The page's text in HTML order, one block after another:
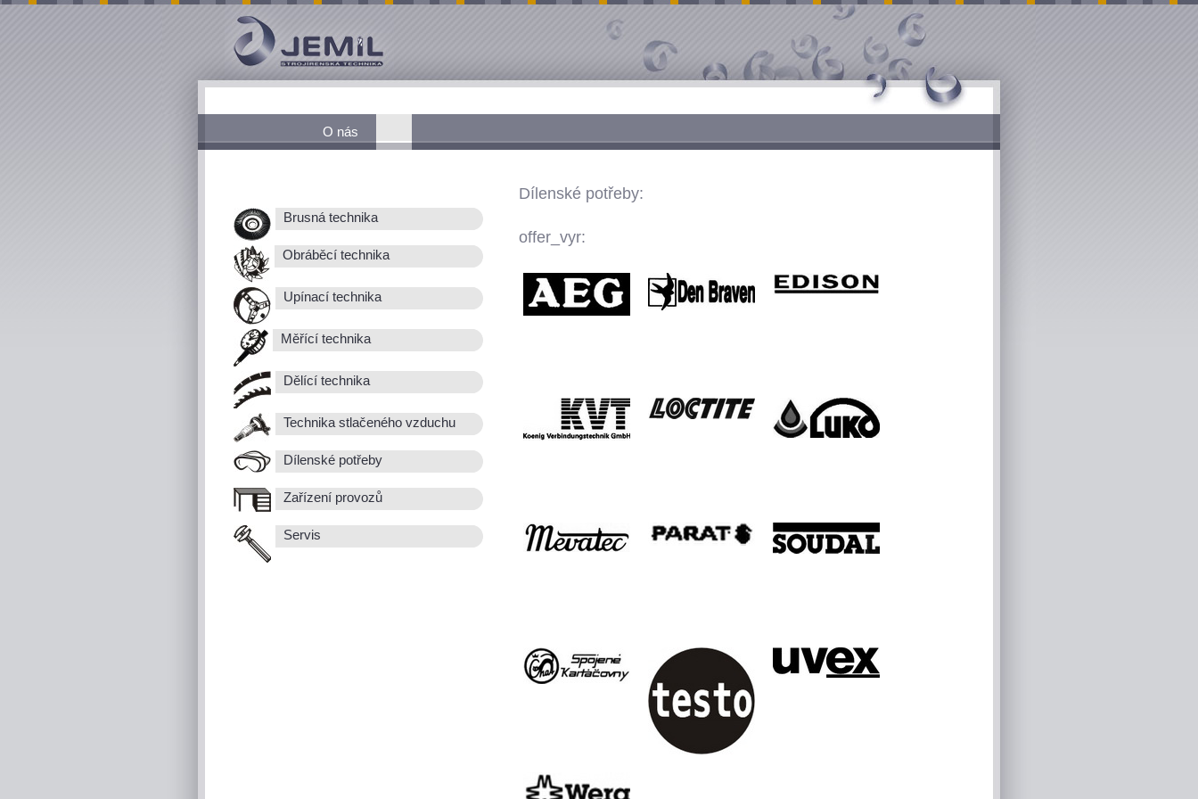
O nás
Brusná technika
Obráběcí technika
Upínací technika
Měřící technika
Dělící technika
Technika stlačeného vzduchu
Dílenské potřeby
Zařízení provozů
Servis
Dílenské potřeby:
offer_vyr: